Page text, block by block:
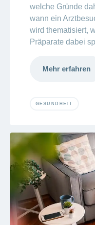
welche Gründe
wann ein
wird thematisiert,
Präparate dabei
Mehr erfahren
GESUNDHEIT